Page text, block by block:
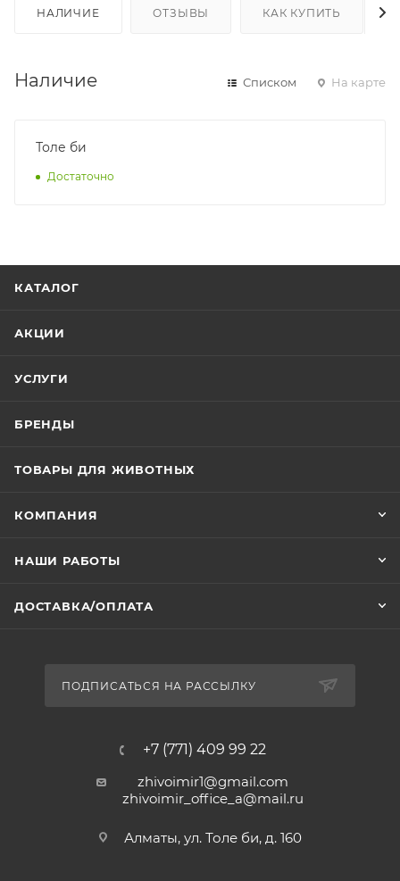
НАЛИЧИЕ ОТЗЫВЫ КАК КУПИТЬ
Наличие Списком На карте
Толе би
Достаточно
КАТАЛОГ
АКЦИИ
УСЛУГИ
БРЕНДЫ
ТОВАРЫ ДЛЯ ЖИВОТНЫХ
КОМПАНИЯ
НАШИ РАБОТЫ
ДОСТАВКА/ОПЛАТА
ПОДПИСАТЬСЯ НА РАССЫЛКУ
+7 (771) 409 99 22
zhivoimir1@gmail.com
zhivoimir_office_a@mail.ru
Алматы, ул. Толе би, д. 160